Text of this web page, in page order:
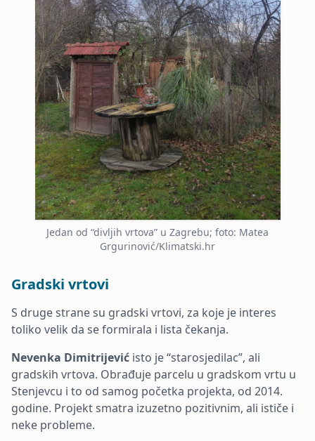
Jedan od “divljih vrtova” u Zagrebu; foto: Matea
Grgurinović/Klimatski.hr
Gradski vrtovi
S druge strane su gradski vrtovi, za koje je interes
toliko velik da se formirala i lista čekanja.
Nevenka Dimitrijević isto je “starosjedilac”, ali
gradskih vrtova. Obrađuje parcelu u gradskom vrtu u
Stenjevcu i to od samog početka projekta, od 2014.
godine. Projekt smatra izuzetno pozitivnim, ali ističe i
neke probleme.